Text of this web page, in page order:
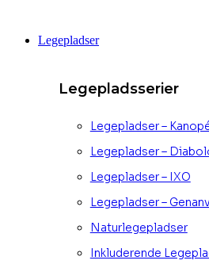
indholdLegepladser
Legepladsserier
Legepladser –
Legepladser –
Legepladser – IXO
Legepladser –
Naturlegepladser
Inkluderende